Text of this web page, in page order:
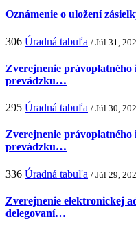
Oznámenie o uložení
306 Úradná tabuľa / Júl 31,
Zverejnenie právoplatného
prevádzku…
295 Úradná tabuľa / Júl 30,
Zverejnenie právoplatného
prevádzku…
336 Úradná tabuľa / Júl 29,
Zverejnenie elektronickej
delegovaní…